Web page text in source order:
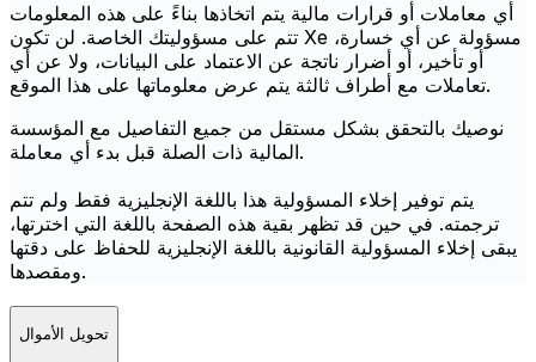
أي معاملات أو قرارات مالية يتم اتخاذها بناءً على هذه المعلومات
تتم على مسؤوليتك الخاصة. لن تكون Xe مسؤولة عن أي خسارة،
أو تأخير، أو أضرار ناتجة عن الاعتماد على البيانات، ولا عن أي
تعاملات مع أطراف ثالثة يتم عرض معلوماتها على هذا الموقع.
نوصيك بالتحقق بشكل مستقل من جميع التفاصيل مع المؤسسة
المالية ذات الصلة قبل بدء أي معاملة.
يتم توفير إخلاء المسؤولية هذا باللغة الإنجليزية فقط ولم تتم
ترجمته. في حين قد تظهر بقية هذه الصفحة باللغة التي اخترتها،
يبقى إخلاء المسؤولية القانونية باللغة الإنجليزية للحفاظ على دقتها
ومقصدها.
تحويل الأموال